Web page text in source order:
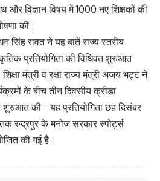
और विज्ञान विषय में 1000 नए शिक्षकों की
की।
धन सिंह रावत ने यह बातें राज्य स्तरीय
प्रतियोगिता की विधिवत शुरुआत
मंत्री व रक्षा राज्य मंत्री अजय भट्ट ने
के बीच तीन दिवसीय क्रीडा
शुरुआत की। यह प्रतियोगिता छह दिसंबर
रुद्रपुर के मनोज सरकार स्पोर्ट्स
की गई है।